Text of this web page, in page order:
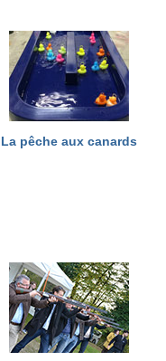
La pêche aux canards